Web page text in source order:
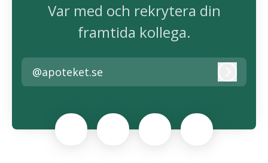
Var med och rekrytera din
framtida kollega.
@apoteket.se